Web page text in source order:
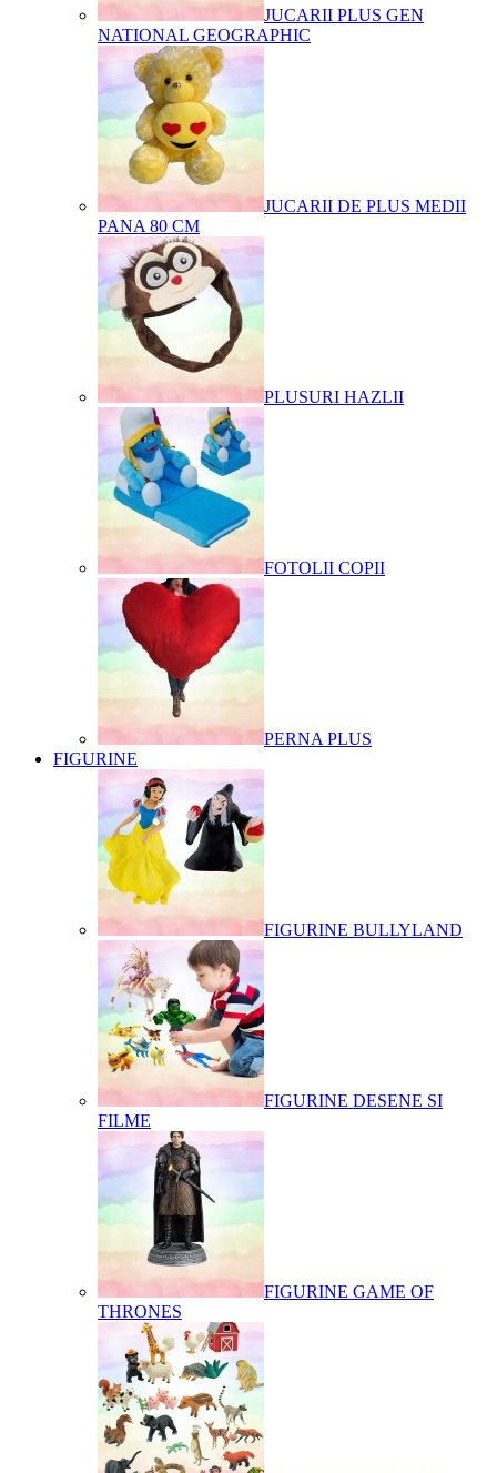
JUCARII PLUS GEN
NATIONAL GEOGRAPHIC
JUCARII DE PLUS MEDII
PANA 80 CM
PLUSURI HAZLII
FOTOLII COPII
PERNA PLUS
FIGURINE
FIGURINE BULLYLAND
FIGURINE DESENE SI
FILME
FIGURINE GAME OF
THRONES